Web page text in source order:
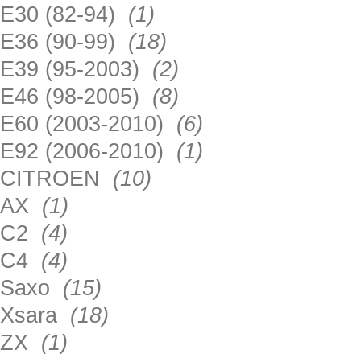
E30 (82-94) (1)
E36 (90-99) (18)
E39 (95-2003) (2)
E46 (98-2005) (8)
E60 (2003-2010) (6)
E92 (2006-2010) (1)
CITROEN (10)
AX (1)
C2 (4)
C4 (4)
Saxo (15)
Xsara (18)
ZX (1)